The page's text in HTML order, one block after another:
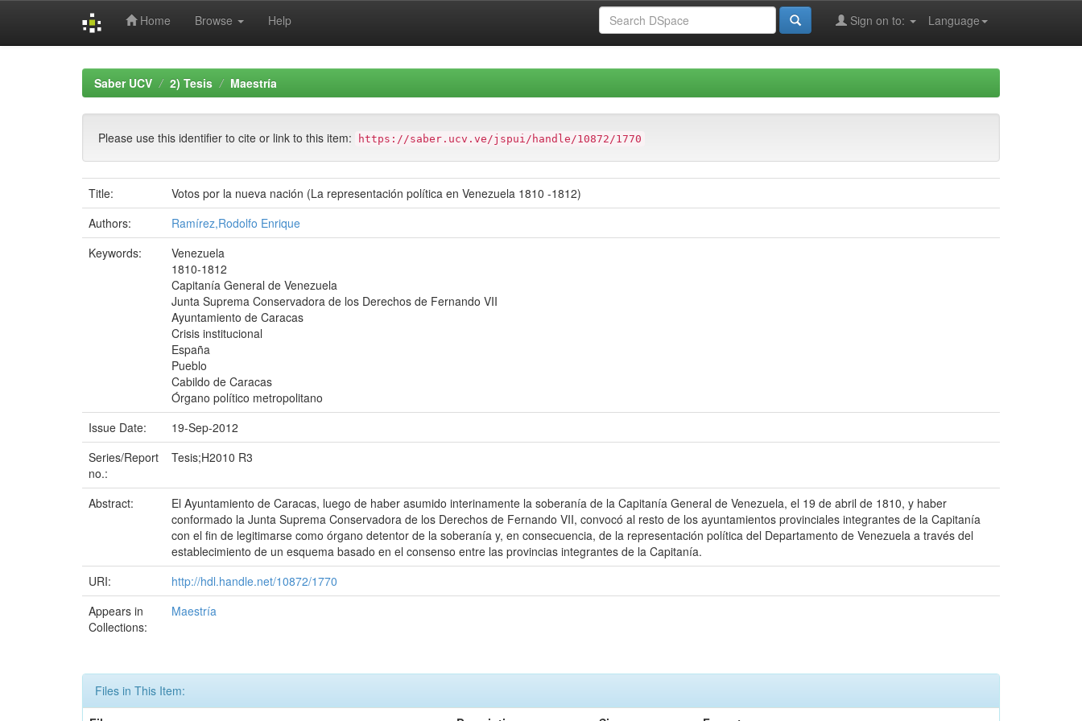
Home Browse Help Language
Sign on to:
Saber UCV 2) Tesis Maestría
Please use this identifier to cite or link to this item: https://saber.ucv.ve/jspui/handle/10872/1770
Title:
Votos por la nueva nación (La representación política en Venezuela 1810 -1812)
Authors:
Ramírez,Rodolfo Enrique
Keywords:
Venezuela
1810-1812
Capitanía General de Venezuela
Junta Suprema Conservadora de los Derechos de Fernando VII
Ayuntamiento de Caracas
Crisis institucional
España
Pueblo
Cabildo de Caracas
Órgano político metropolitano
Issue Date:
19-Sep-2012
Series/Report
no.:
Tesis;H2010 R3
Abstract:
El Ayuntamiento de Caracas, luego de haber asumido interinamente la soberanía de la Capitanía General de Venezuela, el 19 de abril de 1810, y haber
conformado la Junta Suprema Conservadora de los Derechos de Fernando VII, convocó al resto de los ayuntamientos provinciales integrantes de la Capitanía
con el fin de legitimarse como órgano detentor de la soberanía y, en consecuencia, de la representación política del Departamento de Venezuela a través del
establecimiento de un esquema basado en el consenso entre las provincias integrantes de la Capitanía.
URI:
http://hdl.handle.net/10872/1770
Appears in
Collections:
Maestría
Files in This Item: